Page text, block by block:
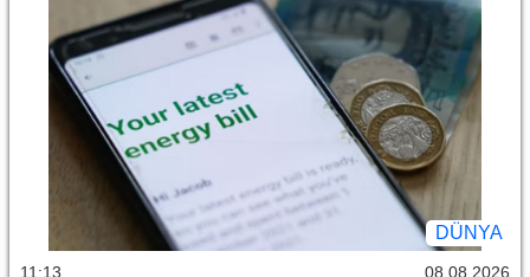
DÜNYA
11:13 08.08.2026